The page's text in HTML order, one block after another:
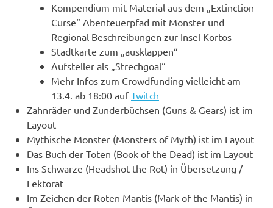
Kompendium mit Material aus dem „Extinction
Curse“ Abenteuerpfad mit Monster und
Regional Beschreibungen zur Insel Kortos
Stadtkarte zum „ausklappen“
Aufsteller als „Strechgoal“
Mehr Infos zum Crowdfunding vielleicht am
13.4. ab 18:00 aufTwitch
Zahnräder und Zunderbüchsen (Guns & Gears) ist im
Layout
Mythische Monster (Monsters of Myth) ist im Layout
Das Buch der Toten (Book of the Dead) ist im Layout
Ins Schwarze (Headshot the Rot) in Übersetzung /
Lektorat
Im Zeichen der Roten Mantis (Mark of the Mantis) in